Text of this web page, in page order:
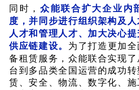
同时， 众能联合扩大企业内
度，并同步进行组织架构及
人才和管理人才、加大决心
供应链建设。 为了打造更加
备租赁服务，众能联合实现
台到多品类全国运营的成功
赁、安全、物流、数字化、